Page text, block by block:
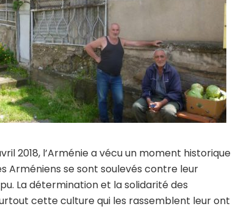
2018, l’Arménie a vécu un moment historique
Arméniens se sont soulevés contre leur
La détermination et la solidarité des
cette culture qui les rassemblent leur ont